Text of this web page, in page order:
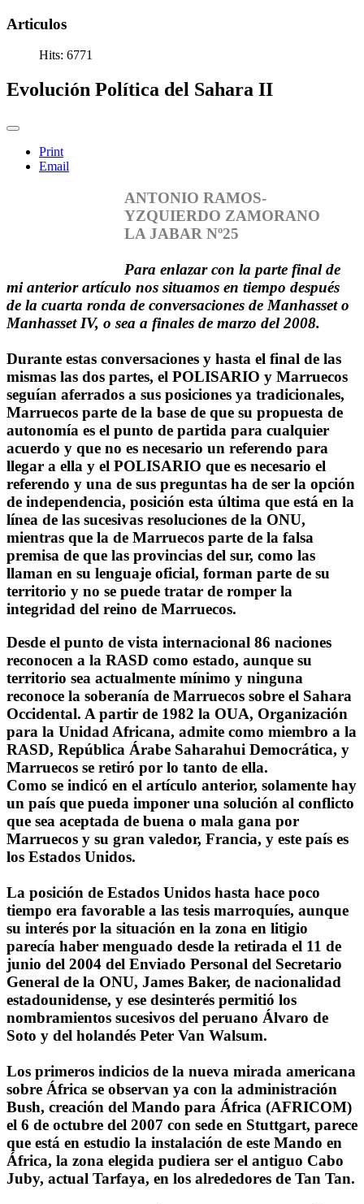
Articulos
Hits: 6771
Evolución Política del Sahara II
Print
Email
ANTONIO RAMOS-
YZQUIERDO ZAMORANO
LA JABAR Nº25
Para enlazar con la parte final de
mi anterior artículo nos situamos en tiempo después
de la cuarta ronda de conversaciones de Manhasset o
Manhasset IV, o sea a finales de marzo del 2008.
Durante estas conversaciones y hasta el final de las
mismas las dos partes, el POLISARIO y Marruecos
seguían aferrados a sus posiciones ya tradicionales,
Marruecos parte de la base de que su propuesta de
autonomía es el punto de partida para cualquier
acuerdo y que no es necesario un referendo para
llegar a ella y el POLISARIO que es necesario el
referendo y una de sus preguntas ha de ser la opción
de independencia, posición esta última que está en la
línea de las sucesivas resoluciones de la ONU,
mientras que la de Marruecos parte de la falsa
premisa de que las provincias del sur, como las
llaman en su lenguaje oficial, forman parte de su
territorio y no se puede tratar de romper la
integridad del reino de Marruecos.
Desde el punto de vista internacional 86 naciones
reconocen a la RASD como estado, aunque su
territorio sea actualmente mínimo y ninguna
reconoce la soberanía de Marruecos sobre el Sahara
Occidental. A partir de 1982 la OUA, Organización
para la Unidad Africana, admite como miembro a la
RASD, República Árabe Saharahui Democrática, y
Marruecos se retiró por lo tanto de ella.
Como se indicó en el artículo anterior, solamente hay
un país que pueda imponer una solución al conflicto
que sea aceptada de buena o mala gana por
Marruecos y su gran valedor, Francia, y este país es
los Estados Unidos.
La posición de Estados Unidos hasta hace poco
tiempo era favorable a las tesis marroquíes, aunque
su interés por la situación en la zona en litigio
parecía haber menguado desde la retirada el 11 de
junio del 2004 del Enviado Personal del Secretario
General de la ONU, James Baker, de nacionalidad
estadounidense, y ese desinterés permitió los
nombramientos sucesivos del peruano Álvaro de
Soto y del holandés Peter Van Walsum.
Los primeros indicios de la nueva mirada americana
sobre África se observan ya con la administración
Bush, creación del Mando para África (AFRICOM)
el 6 de octubre del 2007 con sede en Stuttgart, parece
que está en estudio la instalación de este Mando en
África, la zona elegida pudiera ser el antiguo Cabo
Juby, actual Tarfaya, en los alrededores de Tan Tan.